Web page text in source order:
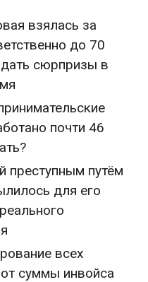
взялась за
до 70
сюрпризы в
почти 46
преступным путём
для его
всех
суммы инвойса